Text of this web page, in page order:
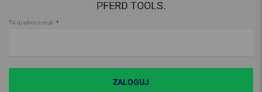
PFERD TOOLS.
Twój adres e-mail
ZALOGUJ